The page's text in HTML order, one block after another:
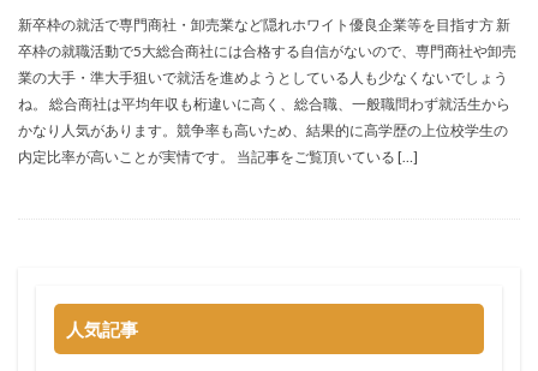
新卒枠の就活で専門商社・卸売業など隠れホワイト優良企業等を目指す方 新
卒枠の就職活動で5大総合商社には合格する自信がないので、専門商社や卸売
業の大手・準大手狙いで就活を進めようとしている人も少なくないでしょう
ね。 総合商社は平均年収も桁違いに高く、総合職、一般職問わず就活生から
かなり人気があります。競争率も高いため、結果的に高学歴の上位校学生の
内定比率が高いことが実情です。 当記事をご覧頂いている […]
人気記事
内定出るのが早い
倍率が低い
信頼できる
何個
何がしたいかわからない
体験談
体育会系
内定をもらいやすい
内定欲しい
初めて
性格診断アプリ
情報系学部
会社辞めたい